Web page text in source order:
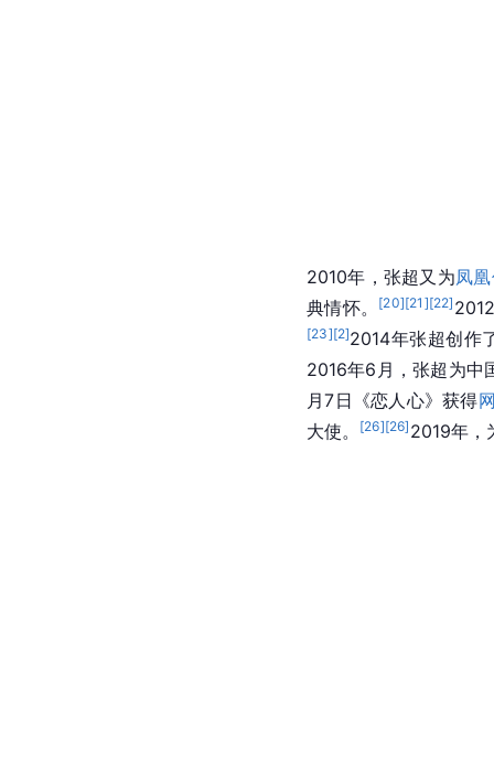
2010年，张超又为凤
典情怀。
[20][21 ][22]
[23][2]2014年张超创作
2016年6月，张超为中
月7日《恋人心》获得
大使。
[26][26] 2019年，